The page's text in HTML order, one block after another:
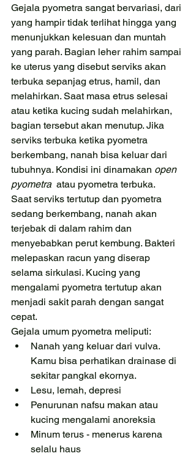
Gejala pyometra sangat bervariasi, dari
yang hampir tidak terlihat hingga yang
menunjukkan kelesuan dan muntah
yang parah. Bagian leher rahim sampai
ke uterus yang disebut serviks akan
terbuka sepanjag etrus, hamil, dan
melahirkan. Saat masa etrus selesai
atau ketika kucing sudah melahirkan,
bagian tersebut akan menutup. Jika
serviks terbuka ketika pyometra
berkembang, nanah bisa keluar dari
tubuhnya. Kondisi ini dinamakan open
pyometra atau pyometra terbuka.
Saat serviks tertutup dan pyometra
sedang berkembang, nanah akan
terjebak di dalam rahim dan
menyebabkan perut kembung. Bakteri
melepaskan racun yang diserap
selama sirkulasi. Kucing yang
mengalami pyometra tertutup akan
menjadi sakit parah dengan sangat
cepat.
Gejala umum pyometra meliputi:
Nanah yang keluar dari vulva.
Kamu bisa perhatikan drainase di
sekitar pangkal ekornya.
Lesu, lemah, depresi
Penurunan nafsu makan atau
kucing mengalami anoreksia
Minum terus - menerus karena
selalu haus